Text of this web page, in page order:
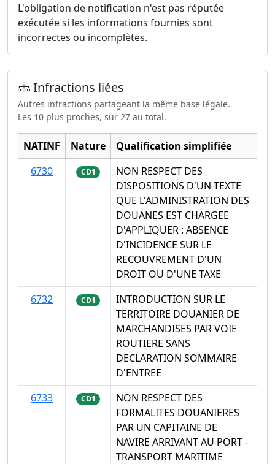
L'obligation de notification n'est pas réputée
exécutée si les informations fournies sont
incorrectes ou incomplètes.
Infractions liées
Autres infractions partageant la même base légale.
Les 10 plus proches, sur 27 au total.
NATINF Nature
Qualification simplifiée
6730
CD1
NON RESPECT DES
DISPOSITIONS D'UN TEXTE
QUE L'ADMINISTRATION DES
DOUANES EST CHARGEE
D'APPLIQUER : ABSENCE
D'INCIDENCE SUR LE
RECOUVREMENT D'UN
DROIT OU D'UNE TAXE
6732
CD1
INTRODUCTION SUR LE
TERRITOIRE DOUANIER DE
MARCHANDISES PAR VOIE
ROUTIERE SANS
DECLARATION SOMMAIRE
D'ENTREE
6733
CD1
NON RESPECT DES
FORMALITES DOUANIERES
PAR UN CAPITAINE DE
NAVIRE ARRIVANT AU PORT -
TRANSPORT MARITIME